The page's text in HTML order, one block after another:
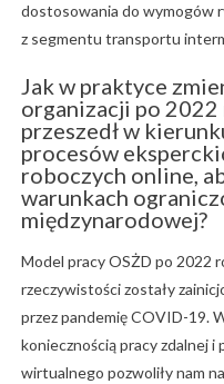
dostosowania do wymogów
z segmentu transportu
Jak w praktyce
organizacji po
przeszedł w
procesów
roboczych online,
warunkach
międzynarodowej?
Model pracy OSŻD po 2022
rzeczywistości zostały
przez pandemię COVID-19.
koniecznością pracy zdalnej
wirtualnego pozwoliły nam